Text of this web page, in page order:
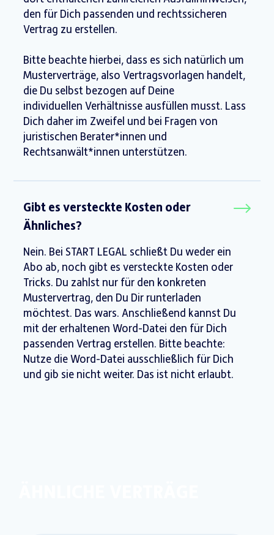
den für Dich passenden und rechtssicheren
Vertrag zu erstellen.
Bitte beachte hierbei, dass es sich natürlich um
Musterverträge, also Vertragsvorlagen handelt,
die Du selbst bezogen auf Deine
individuellen Verhältnisse ausfüllen musst. Lass
Dich daher im Zweifel und bei Fragen von
juristischen Berater*innen und
Rechtsanwält*innen unterstützen.
Gibt es versteckte Kosten oder
Ähnliches?
Nein. Bei START LEGAL schließt Du weder ein
Abo ab, noch gibt es versteckte Kosten oder
Tricks. Du zahlst nur für den konkreten
Mustervertrag, den Du Dir runterladen
möchtest. Das wars. Anschließend kannst Du
mit der erhaltenen Word-Datei den für Dich
passenden Vertrag erstellen. Bitte beachte:
Nutze die Word-Datei ausschließlich für Dich
und gib sie nicht weiter. Das ist nicht erlaubt.